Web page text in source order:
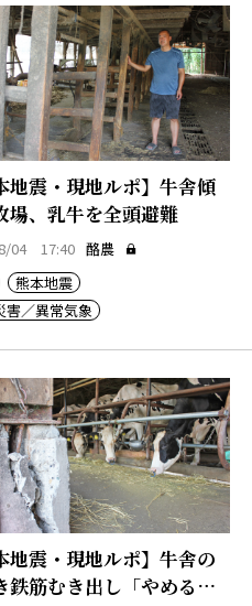
地震・現地ルポ】牛舎傾
場、乳牛を全頭避難
04 17:40 酪農
熊本地震
害／異常気象
地震・現地ルポ】牛舎の
鉄筋むき出し「やめるし